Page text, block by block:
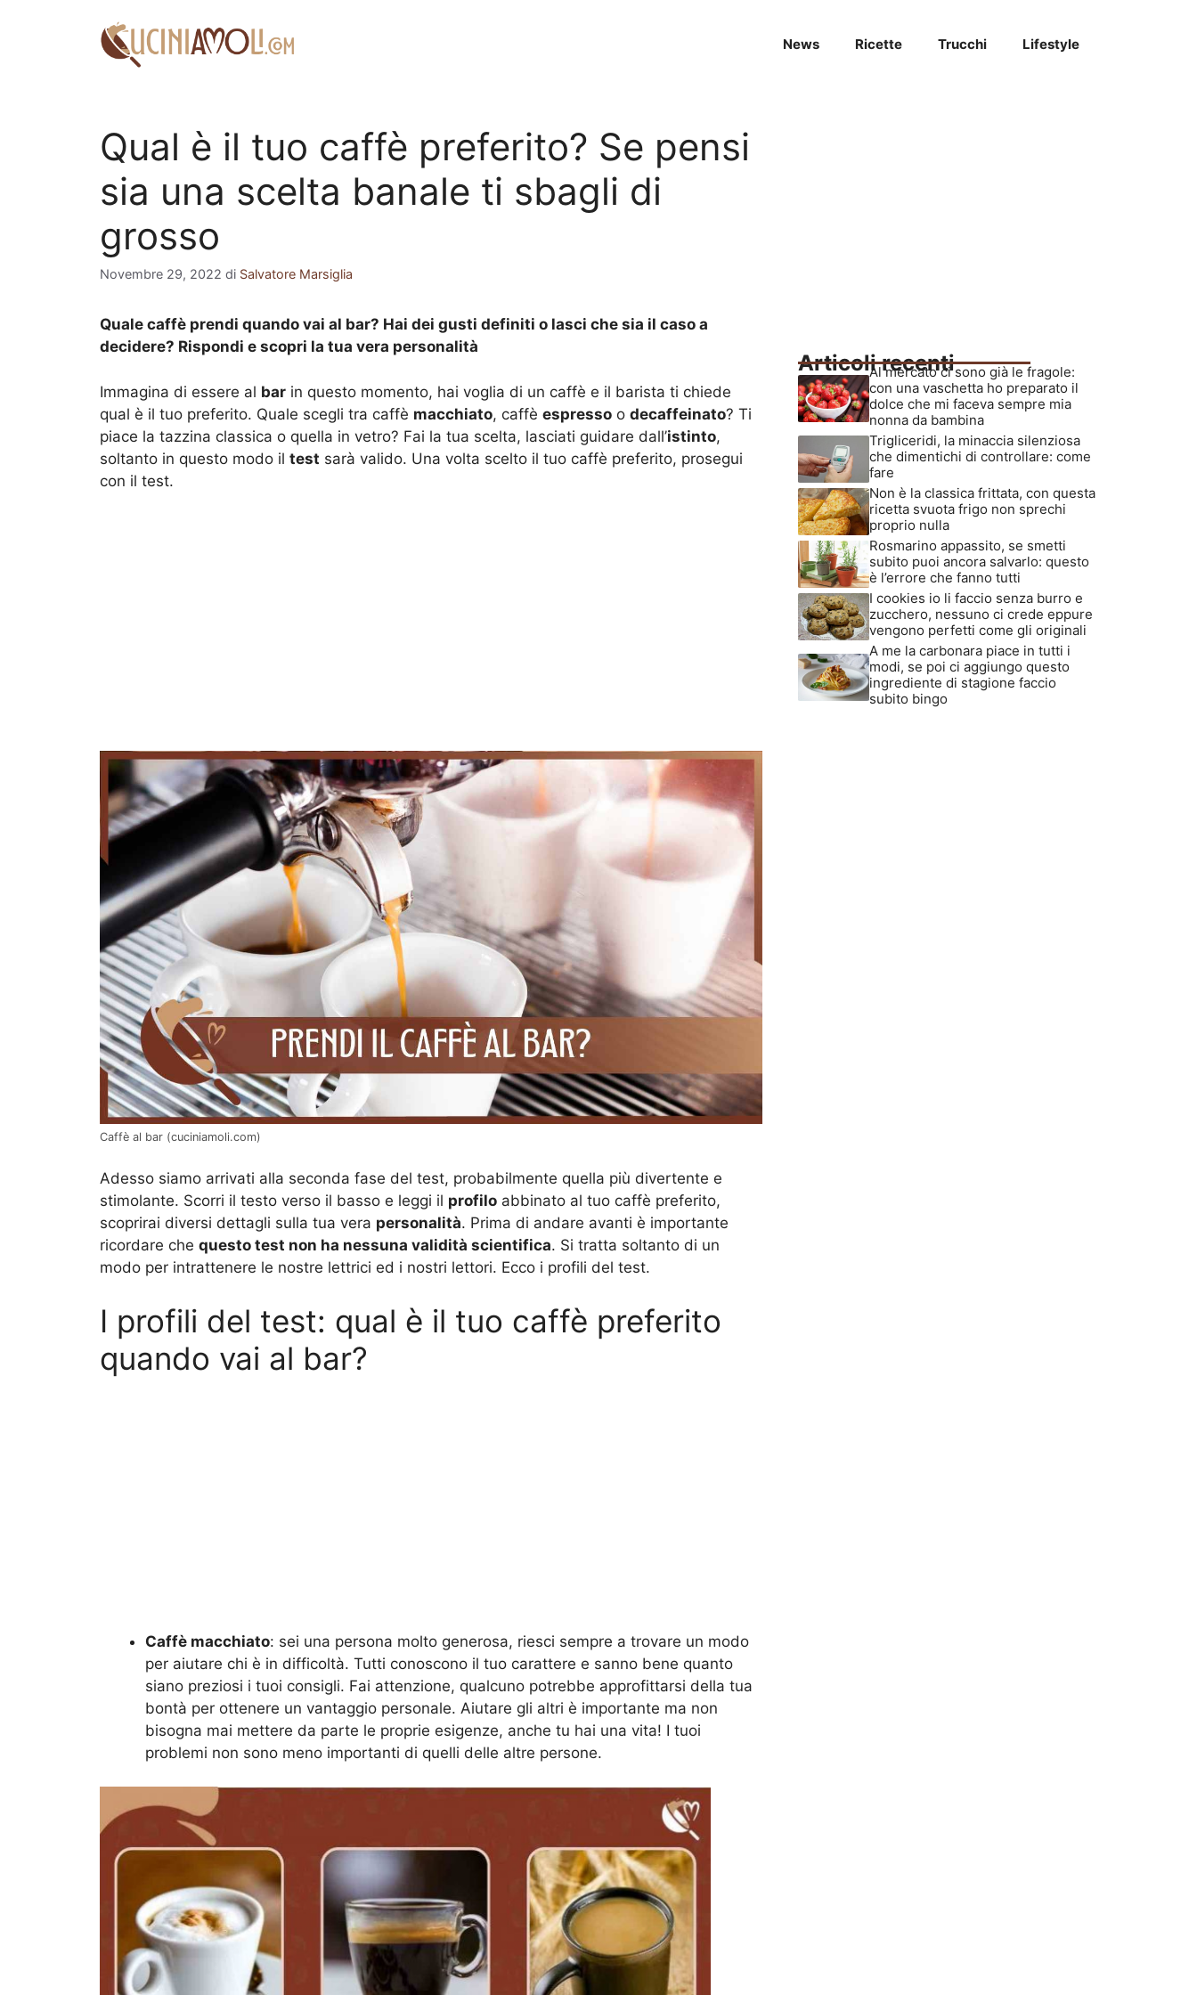
News Ricette Trucchi Lifestyle
Qual è il tuo caffè preferito? Se pensi
sia una scelta banale ti sbagli di
grosso
Novembre 29, 2022 di Salvatore Marsiglia
Quale caffè prendi quando vai al bar? Hai dei gusti definiti o lasci che sia il caso a
decidere? Rispondi e scopri la tua vera personalità
Immagina di essere al bar in questo momento, hai voglia di un caffè e il barista ti chiede
qual è il tuo preferito. Quale scegli tra caffè macchiato, caffè espresso o decaffeinato? Ti
piace la tazzina classica o quella in vetro? Fai la tua scelta, lasciati guidare dall’istinto,
soltanto in questo modo il test sarà valido. Una volta scelto il tuo caffè preferito, prosegui
con il test.
Caffè al bar (cuciniamoli.com)
Adesso siamo arrivati alla seconda fase del test, probabilmente quella più divertente e
stimolante. Scorri il testo verso il basso e leggi il profilo abbinato al tuo caffè preferito,
scoprirai diversi dettagli sulla tua vera personalità. Prima di andare avanti è importante
ricordare che questo test non ha nessuna validità scientifica. Si tratta soltanto di un
modo per intrattenere le nostre lettrici ed i nostri lettori. Ecco i profili del test.
I profili del test: qual è il tuo caffè preferito
quando vai al bar?
Caffè macchiato: sei una persona molto generosa, riesci sempre a trovare un modo
per aiutare chi è in difficoltà. Tutti conoscono il tuo carattere e sanno bene quanto
siano preziosi i tuoi consigli. Fai attenzione, qualcuno potrebbe approfittarsi della tua
bontà per ottenere un vantaggio personale. Aiutare gli altri è importante ma non
bisogna mai mettere da parte le proprie esigenze, anche tu hai una vita! I tuoi
problemi non sono meno importanti di quelli delle altre persone.
Articoli recenti
Al mercato ci sono già le fragole:
con una vaschetta ho preparato il
dolce che mi faceva sempre mia
nonna da bambina
Trigliceridi, la minaccia silenziosa
che dimentichi di controllare: come
fare
Non è la classica frittata, con questa
ricetta svuota frigo non sprechi
proprio nulla
Rosmarino appassito, se smetti
subito puoi ancora salvarlo: questo
è l’errore che fanno tutti
I cookies io li faccio senza burro e
zucchero, nessuno ci crede eppure
vengono perfetti come gli originali
A me la carbonara piace in tutti i
modi, se poi ci aggiungo questo
ingrediente di stagione faccio
subito bingo